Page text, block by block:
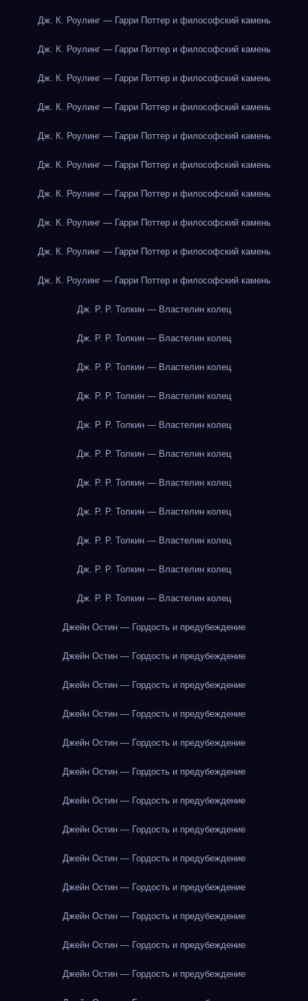
Дж. К. Роулинг — Гарри Поттер и философский камень
Дж. К. Роулинг — Гарри Поттер и философский камень
Дж. К. Роулинг — Гарри Поттер и философский камень
Дж. К. Роулинг — Гарри Поттер и философский камень
Дж. К. Роулинг — Гарри Поттер и философский камень
Дж. К. Роулинг — Гарри Поттер и философский камень
Дж. К. Роулинг — Гарри Поттер и философский камень
Дж. К. Роулинг — Гарри Поттер и философский камень
Дж. К. Роулинг — Гарри Поттер и философский камень
Дж. К. Роулинг — Гарри Поттер и философский камень
Дж. Р. Р. Толкин — Властелин колец
Дж. Р. Р. Толкин — Властелин колец
Дж. Р. Р. Толкин — Властелин колец
Дж. Р. Р. Толкин — Властелин колец
Дж. Р. Р. Толкин — Властелин колец
Дж. Р. Р. Толкин — Властелин колец
Дж. Р. Р. Толкин — Властелин колец
Дж. Р. Р. Толкин — Властелин колец
Дж. Р. Р. Толкин — Властелин колец
Дж. Р. Р. Толкин — Властелин колец
Дж. Р. Р. Толкин — Властелин колец
Джейн Остин — Гордость и предубеждение
Джейн Остин — Гордость и предубеждение
Джейн Остин — Гордость и предубеждение
Джейн Остин — Гордость и предубеждение
Джейн Остин — Гордость и предубеждение
Джейн Остин — Гордость и предубеждение
Джейн Остин — Гордость и предубеждение
Джейн Остин — Гордость и предубеждение
Джейн Остин — Гордость и предубеждение
Джейн Остин — Гордость и предубеждение
Джейн Остин — Гордость и предубеждение
Джейн Остин — Гордость и предубеждение
Джейн Остин — Гордость и предубеждение